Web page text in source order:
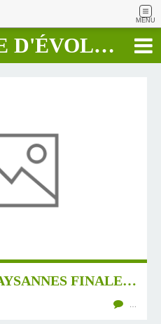
MENU
GROUPE RÊVE D'ÉVOLUTION RAPIDE
*LES SEMENCES PAYSANNES FINALEMENT ACCESSIBLES AUX JARDINIERS AMATEURS
…